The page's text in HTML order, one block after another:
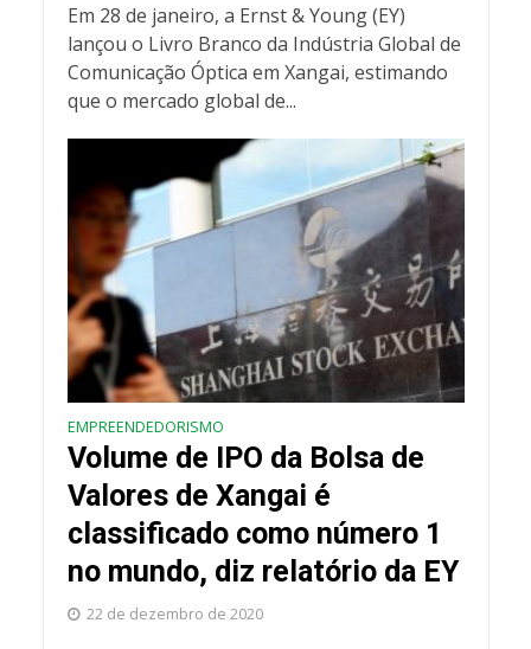
Em 28 de janeiro, a Ernst & Young (EY)
lançou o Livro Branco da Indústria Global de
Comunicação Óptica em Xangai, estimando
que o mercado global de...
EMPREENDEDORISMO
Volume de IPO da Bolsa de
Valores de Xangai é
classificado como número 1
no mundo, diz relatório da EY
22 de dezembro de 2020